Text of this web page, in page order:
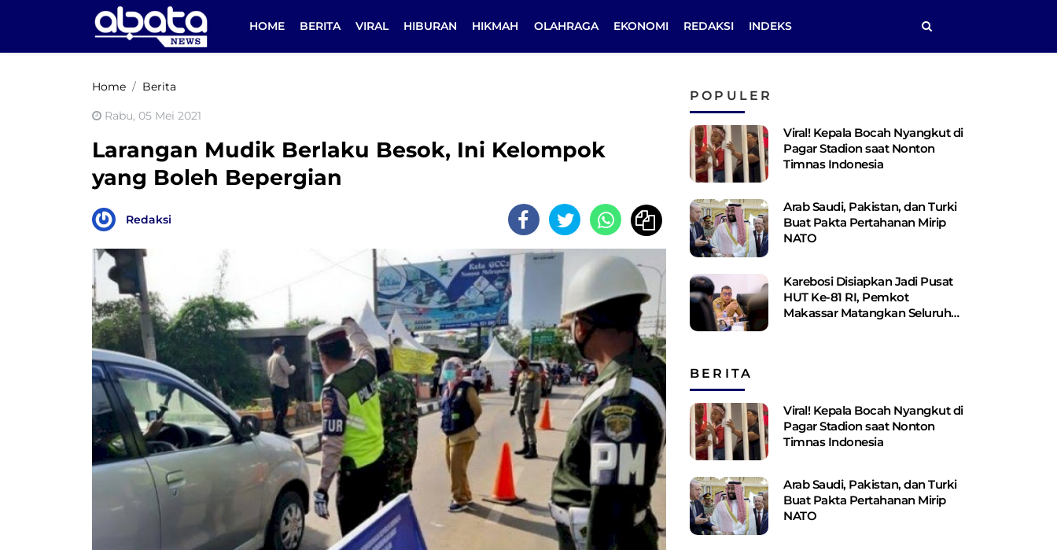
HOME BERITA VIRAL HIBURAN HIKMAH OLAHRAGA EKONOMI REDAKSI INDEKS
Home Berita
Rabu, 05 Mei 2021
Larangan Mudik Berlaku Besok, Ini Kelompok
yang Boleh Bepergian
Redaksi
POPULER
Viral! Kepala Bocah Nyangkut di
Pagar Stadion saat Nonton
Timnas Indonesia
Arab Saudi, Pakistan, dan Turki
Buat Pakta Pertahanan Mirip
NATO
Karebosi Disiapkan Jadi Pusat
HUT Ke-81 RI, Pemkot
Makassar Matangkan Seluruh
BERITA
Viral! Kepala Bocah Nyangkut di
Pagar Stadion saat Nonton
Timnas Indonesia
Arab Saudi, Pakistan, dan Turki
Buat Pakta Pertahanan Mirip
NATO